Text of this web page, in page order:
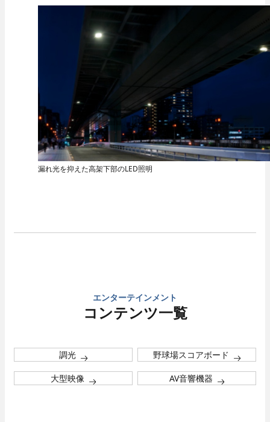
漏れ光を抑えた高架下部のLED照明
エンターテインメント
コンテンツ一覧
調光 野球場スコアボード
大型映像 AV音響機器